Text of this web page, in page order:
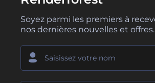
Soyez parmi les premiers à
nos dernières nouvelles et offres.